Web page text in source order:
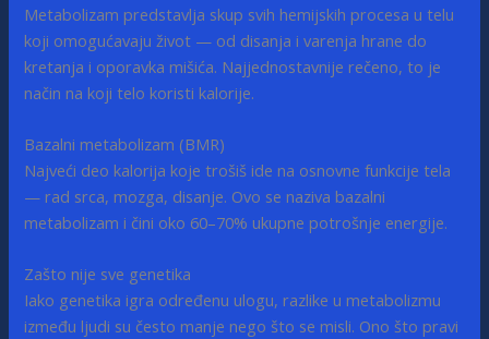
Metabolizam predstavlja skup svih hemijskih procesa u telu
koji omogućavaju život — od disanja i varenja hrane do
kretanja i oporavka mišića. Najjednostavnije rečeno, to je
način na koji telo koristi kalorije.
Bazalni metabolizam (BMR)
Najveći deo kalorija koje trošiš ide na osnovne funkcije tela
— rad srca, mozga, disanje. Ovo se naziva bazalni
metabolizam i čini oko 60–70% ukupne potrošnje energije.
Zašto nije sve genetika
Iako genetika igra određenu ulogu, razlike u metabolizmu
između ljudi su često manje nego što se misli. Ono što pravi